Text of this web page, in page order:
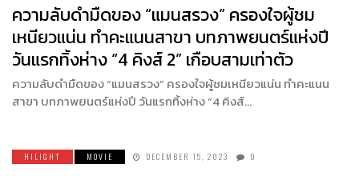
ความลับดำมืดของ “แมนสรวง” ครองใจผู้ชม
เหนียวแน่น ทำคะแนนสาขา บทภาพยนตร์แห่งปี
วันแรกทิ้งห่าง “4 คิงส์ 2” เกือบสามเท่าตัว
ความลับดำมืดของ “แมนสรวง” ครองใจผู้ชมเหนียวแน่น ทำคะแนน
สาขา บทภาพยนตร์แห่งปี วันแรกทิ้งห่าง “4 คิงส์…
HILIGHT MOVIE DECEMBER 15, 2023 0